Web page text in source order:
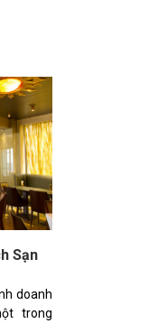
Sạn
doanh
trong